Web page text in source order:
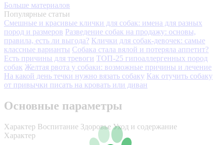
Больше материалов
Популярные статьи
Смешные и красивые клички для собак: имена для разных
пород и размеров Разведение собак на продажу: основы,
правила, есть ли выгода? Клички для собак-девочек: самые
классные варианты Собака стала вялой и потеряла аппетит?
Есть причины для тревоги ТОП-25 гипоаллергенных пород
собак Желтая рвота у собаки: возможные причины и лечение
На какой день течки нужно вязать собаку Как отучить собаку
от привычки писать на кровать или диван
Основные параметры
Характер Воспитание Здоровье Уход и содержание
Характер